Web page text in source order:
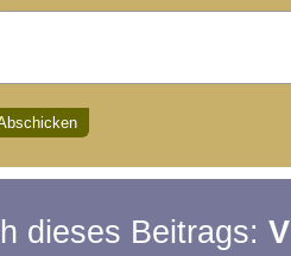
dieses Beitrags: